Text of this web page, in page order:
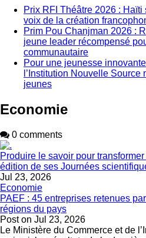
Prix RFI Théâtre 2026 : Haïti
voix de la création
Prim Pou Chanjman 2026 :
jeune leader récompensé
communautaire
Pour une jeunesse
l’Institution Nouvelle Source
jeunes
Economie
0 comments
Produire le savoir pour
édition de ses Journées
Jul 23, 2026
Economie
PAEF : 45 entreprises retenues
régions du pays
Post on Jul 23, 2026
Le Ministère du Commerce et de